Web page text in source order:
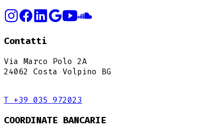
Contatti
Via Marco Polo 2A
24062 Costa Volpino BG
T +39 035 972023
COORDINATE BANCARIE